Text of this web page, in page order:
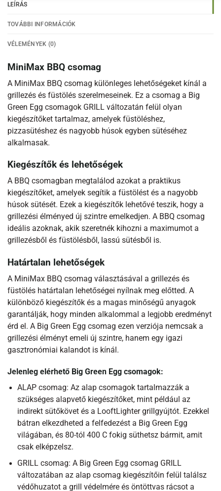
LEÍRÁS
TOVÁBBI INFORMÁCIÓK
VÉLEMÉNYEK (0)
MiniMax BBQ csomag
A MiniMax BBQ csomag különleges lehetőségeket kínál a
grillezés és füstölés szerelmeseinek. Ez a csomag a Big
Green Egg csomagok GRILL változatán felül olyan
kiegészítőket tartalmaz, amelyek füstöléshez,
pizzasütéshez és nagyobb húsok egyben sütéséhez
alkalmasak.
Kiegészítők és lehetőségek
A BBQ csomagban megtalálod azokat a praktikus
kiegészítőket, amelyek segítik a füstölést és a nagyobb
húsok sütését. Ezek a kiegészítők lehetővé teszik, hogy a
grillezési élményed új szintre emelkedjen. A BBQ csomag
ideális azoknak, akik szeretnék kihozni a maximumot a
grillezésből és füstölésből, lassú sütésből is.
Határtalan lehetőségek
A MiniMax BBQ csomag választásával a grillezés és
füstölés határtalan lehetőségei nyílnak meg előtted. A
különböző kiegészítők és a magas minőségű anyagok
garantálják, hogy minden alkalommal a legjobb eredményt
érd el. A Big Green Egg csomag ezen verziója nemcsak a
grillezési élményt emeli új szintre, hanem egy igazi
gasztronómiai kalandot is kínál.
Jelenleg elérhető Big Green Egg csomagok:
ALAP csomag: Az alap csomagok tartalmazzák a
szükséges alapvető kiegészítőket, mint például az
indirekt sütőkövet és a LooftLighter grillgyújtót. Ezekkel
bátran elkezdheted a felfedezést a Big Green Egg
világában, és 80-tól 400 C fokig süthetsz bármit, amit
csak elképzelsz.
GRILL csomag: A Big Green Egg csomag GRILL
változatában az alap csomag kiegészítőin felül találsz
védőhuzatot a grill védelmére és öntöttvas rácsot a